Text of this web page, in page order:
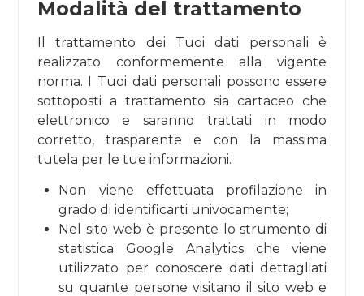
Modalità del trattamento
Il trattamento dei Tuoi dati personali è
realizzato conformemente alla vigente
norma. I Tuoi dati personali possono essere
sottoposti a trattamento sia cartaceo che
elettronico e saranno trattati in modo
corretto, trasparente e con la massima
tutela per le tue informazioni.
Non viene effettuata profilazione in
grado di identificarti univocamente;
Nel sito web è presente lo strumento di
statistica Google Analytics che viene
utilizzato per conoscere dati dettagliati
su quante persone visitano il sito web e